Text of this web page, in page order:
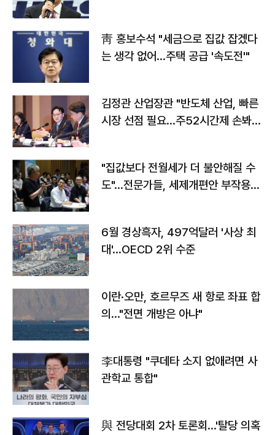
靑 홍보수석 "세금으로 집값 잡겠다
는 생각 없어…주택 공급 '속도전'"
김정관 산업장관 "반도체 산업, 빠른
시장 선점 필요…주52시간제 손봐
"집값보다 전월세가 더 불안해질 수
도"…전문가들, 세제개편안 부작용
6월 경상흑자, 497억달러 '사상 최
대'…OECD 2위 수준
이란·오만, 호르무즈 새 항로 좌표 합
의…"전면 개방은 아냐"
李대통령 "쿠데타 소지 없애려면 사
관학교 통합"
與 전당대회 2차 토론회…'탈당 의혹